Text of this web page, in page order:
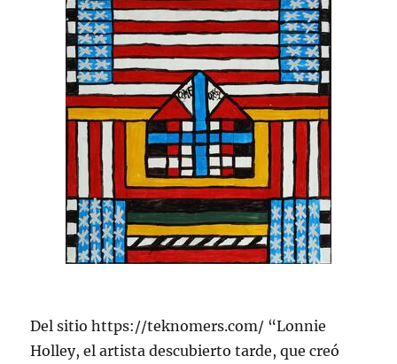
Del sitio https://teknomers.com/ “Lonnie
Holley, el artista descubierto tarde, que creó